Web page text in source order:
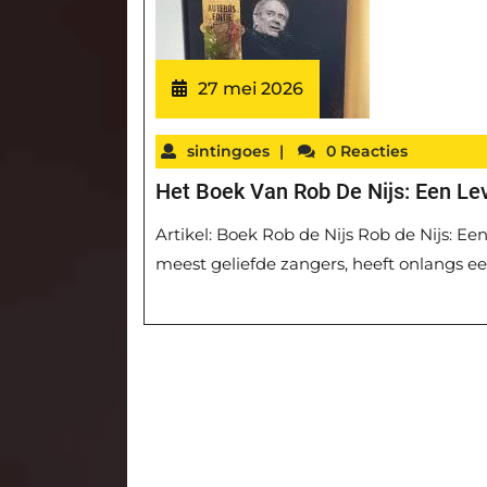
27 mei 2026
sintingoes | 0 Reacties
Het Boek Van Rob De Nijs: Een
Artikel: Boek Rob de Nijs Rob de Nijs:
meest geliefde zangers, heeft onlangs